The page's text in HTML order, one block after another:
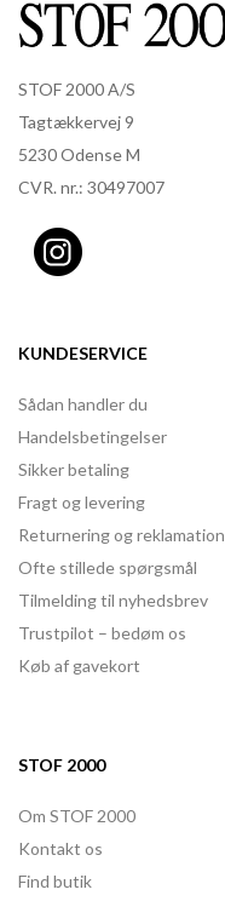
STOF 2000 A/S
Tagtækkervej 9
5230 Odense M
CVR. nr.: 30497007
KUNDESERVICE
Sådan handler du
Handelsbetingelser
Sikker betaling
Fragt og levering
Returnering og reklamation
Ofte stillede spørgsmål
Tilmelding til nyhedsbrev
Trustpilot – bedøm os
Køb af gavekort
STOF 2000
Om STOF 2000
Kontakt os
Find butik